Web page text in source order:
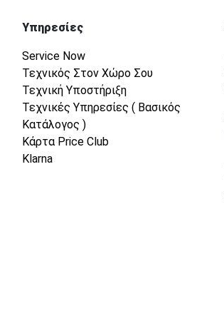
Υπηρεσίες
Service Now
Τεχνικός Στον Χώρο Σου
Τεχνική Υποστήριξη
Τεχνικές Υπηρεσίες ( Βασικός
Κατάλογος )
Κάρτα Price Club
Klarna